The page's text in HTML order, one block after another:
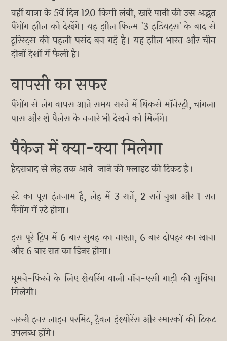
वहीं यात्रा के 5वें दिन 120 किमी लंबी, खारे पानी की उस अद्भुत
पैंगोंग झील को देखेंगे। यह झील फिल्म '3 इडियट्स' के बाद से
टूरिस्ट्स की पहली पसंद बन गई है। यह झील भारत और चीन
दोनों देशों में फैली है।
वापसी का सफर
पैंगोंग से लेग वापस आते समय रास्ते में थिकसे मॉनेस्ट्री, चांगला
पास और शे पैलेस के नजारे भी देखने को मिलेंगे।
पैकेज में क्या-क्या मिलेगा
हैदराबाद से लेह तक आने-जाने की फ्लाइट की टिकट है।
स्टे का पूरा इंतजाम है, लेह में 3 रातें, 2 रातें नुब्रा और 1 रात
पैंगोंग में स्टे होगा।
इस पूरे ट्रिप में 6 बार सुबह का नाश्ता, 6 बार दोपहर का खाना
और 6 बार रात का डिनर होगा।
घूमने-फिरने के लिए शेयरिंग वाली नॉन-एसी गाड़ी की सुविधा
मिलेगी।
जरूरी इनर लाइन परमिट, ट्रैवल इंश्योरेंस और स्मारकों की टिकट
उपलब्ध होंगे।